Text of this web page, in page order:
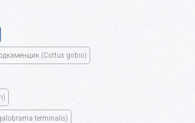
(Cottus gobio)
terminalis)